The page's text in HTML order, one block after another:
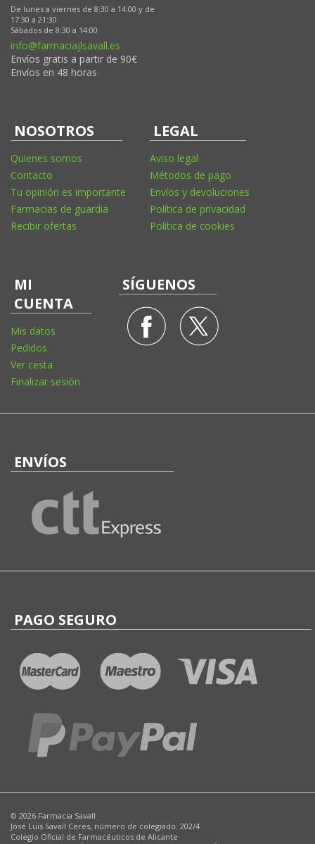
De lunes a viernes de 8:30 a 14:00 y de
17:30 a 21:30
Sábados de 8:30 a 14:00
info@farmaciajlsavall.es
Envíos gratis a partir de 90€
Envíos en 48 horas
NOSOTROS
Quienes somos
Contacto
Tu opinión es importante
Farmacias de guardia
Recibir ofertas
LEGAL
Aviso legal
Métodos de pago
Envíos y devoluciones
Política de privacidad
Política de cookies
MI
CUENTA
Mis datos
Pedidos
Ver cesta
Finalizar sesión
SÍGUENOS
ENVÍOS
PAGO SEGURO
© 2026 Farmacia Savall
José Luis Savall Ceres, número de colegiado: 202/4
Colegio Oficial de Farmacéuticos de Alicante